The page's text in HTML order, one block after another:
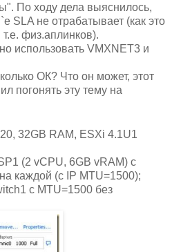
По ходу дела выяснилось,
SLA не отрабатывает (как это
физ.аплинков).
использовать VMXNET3 и
ОК? Что он может, этот
погонять эту тему на
32GB RAM, ESXi 4.1U1
(2 vCPU, 6GB vRAM) с
каждой (c IP MTU=1500);
c MTU=1500 без